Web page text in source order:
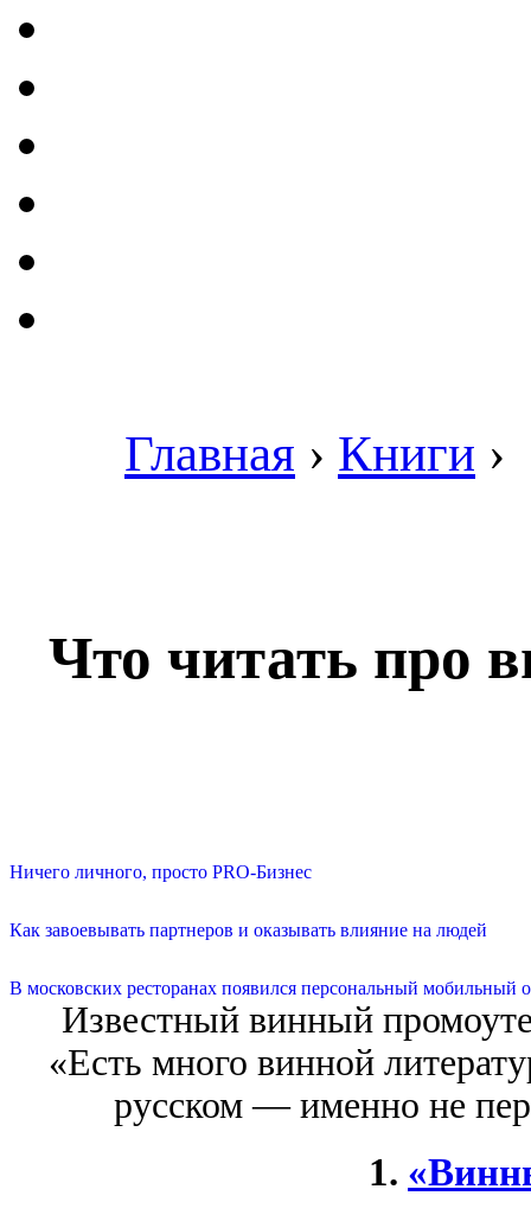
Главная › Книги ›
Что читать про
Ничего личного, просто PRO-Бизнес
Как завоевывать партнеров и оказывать влияние на людей
В московских ресторанах появился персональный мобильный
Известный винный
«Есть много винной
русском — именно не
1.